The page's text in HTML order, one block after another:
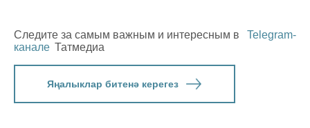
Следите за самым важным и интересным в
Telegram-
канале Татмедиа
Яңалыклар битенә керегез